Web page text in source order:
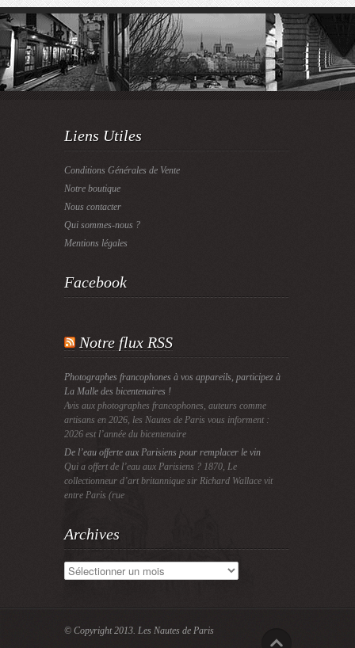
Liens Utiles
Conditions Générales de Vente
Notre boutique
Nous contacter
Qui sommes-nous ?
Mentions légales
Facebook
Notre flux RSS
Photographes francophones à vos appareils, participez à
La Malle des bicentenaires !
Avis aux photographes francophones, auteurs comme
artisans en 2026, les Nautes de Paris vous informent :
2026 est l’année du bicentenaire
De l’eau offerte aux Parisiens pour remplacer le vin
Qui a offert de l’eau aux Parisiens ? 1870, Le
collectionneur d’art britannique sir Richard Wallace vit
entre Paris (rue
Archives
Archives
© Copyright 2013. Les Nautes de Paris